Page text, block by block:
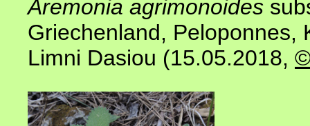
Aremonia agrimonoides
Griechenland, Peloponnes,
Limni Dasiou (15.05.2018,